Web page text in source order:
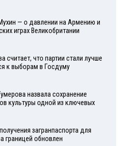
— о давлении на Армению и
играх Великобритании
считает, что партии стали лучше
к выборам в Госдуму
назвала сохранение
культуры одной из ключевых
загранпаспорта для
границей обновлен